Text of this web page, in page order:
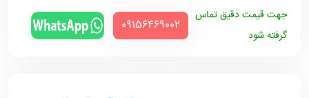
جهت قیمت دقیق تماس
گرفته شود
‪09156469002‬